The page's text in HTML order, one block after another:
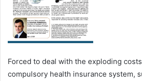
Forced to deal with the exploding costs
compulsory health insurance system,